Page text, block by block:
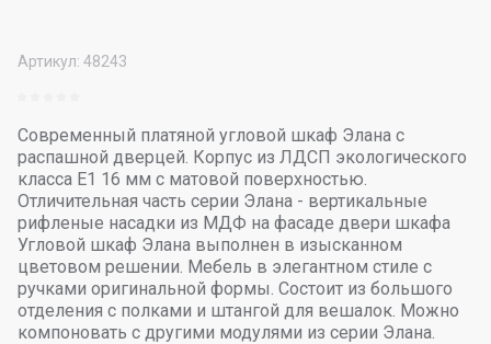
Артикул: 48243
Современный платяной угловой шкаф Элана с
распашной дверцей. Корпус из ЛДСП экологического
класса Е1 16 мм с матовой поверхностью.
Отличительная часть серии Элана - вертикальные
рифленые насадки из МДФ на фасаде двери шкафа
Угловой шкаф Элана выполнен в изысканном
цветовом решении. Мебель в элегантном стиле с
ручками оригинальной формы. Состоит из большого
отделения с полками и штангой для вешалок. Можно
компоновать с другими модулями из серии Элана.